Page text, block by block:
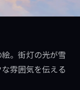
。街灯の光が雪
雰囲気を伝える